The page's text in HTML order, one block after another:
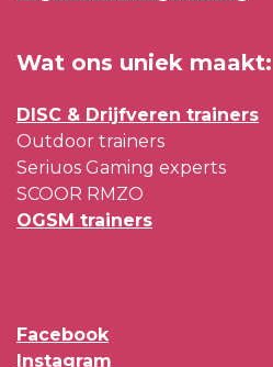
Wat ons uniek maakt:
DISC & Drijfveren trainers
Outdoor trainers
Seriuos Gaming experts
SCOOR RMZO
OGSM trainers
Facebook
Instagram